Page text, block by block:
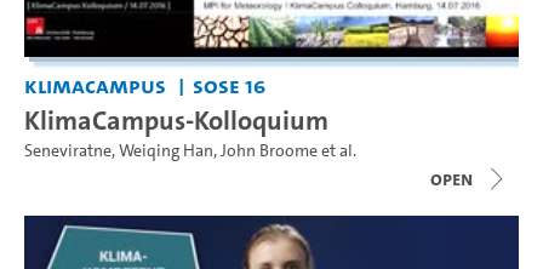
KlimaCampus SoSe 16
KlimaCampus-Kolloquium
Seneviratne,Weiqing Han,John Broomeet al.
open